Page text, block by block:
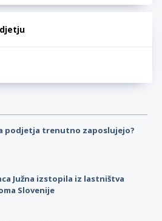
podjetja trenutno zaposlujejo?
Južna izstopila iz lastništva
Slovenije